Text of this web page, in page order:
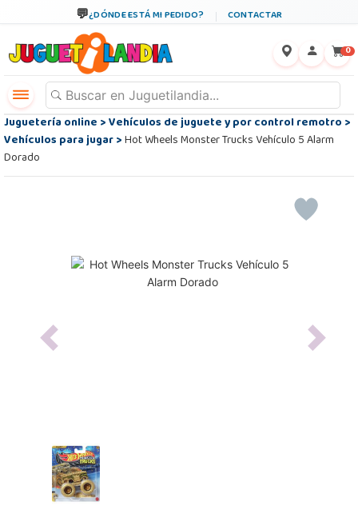
¿DÓNDE ESTÁ MI PEDIDO? CONTACTAR
0
Juguetería online>Vehículos de juguete y por control remotro>
Vehículos para jugar>Hot Wheels Monster Trucks Vehículo 5 Alarm
Dorado
Previous Next